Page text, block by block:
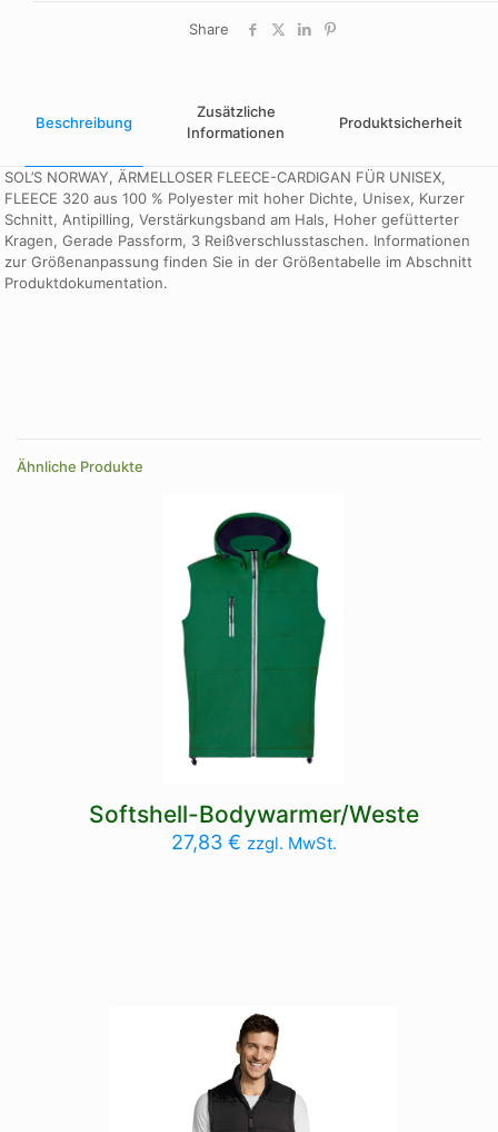
Share
Beschreibung
Zusätzliche
Informationen
Produktsicherheit
SOL’S NORWAY, ÄRMELLOSER FLEECE-CARDIGAN FÜR UNISEX,
FLEECE 320 aus 100 % Polyester mit hoher Dichte, Unisex, Kurzer
Schnitt, Antipilling, Verstärkungsband am Hals, Hoher gefütterter
Kragen, Gerade Passform, 3 Reißverschlusstaschen. Informationen
zur Größenanpassung finden Sie in der Größentabelle im Abschnitt
Produktdokumentation.
Größe
Ähnliche Produkte
Softshell-Bodywarmer/Weste
27,83 € zzgl. MwSt.